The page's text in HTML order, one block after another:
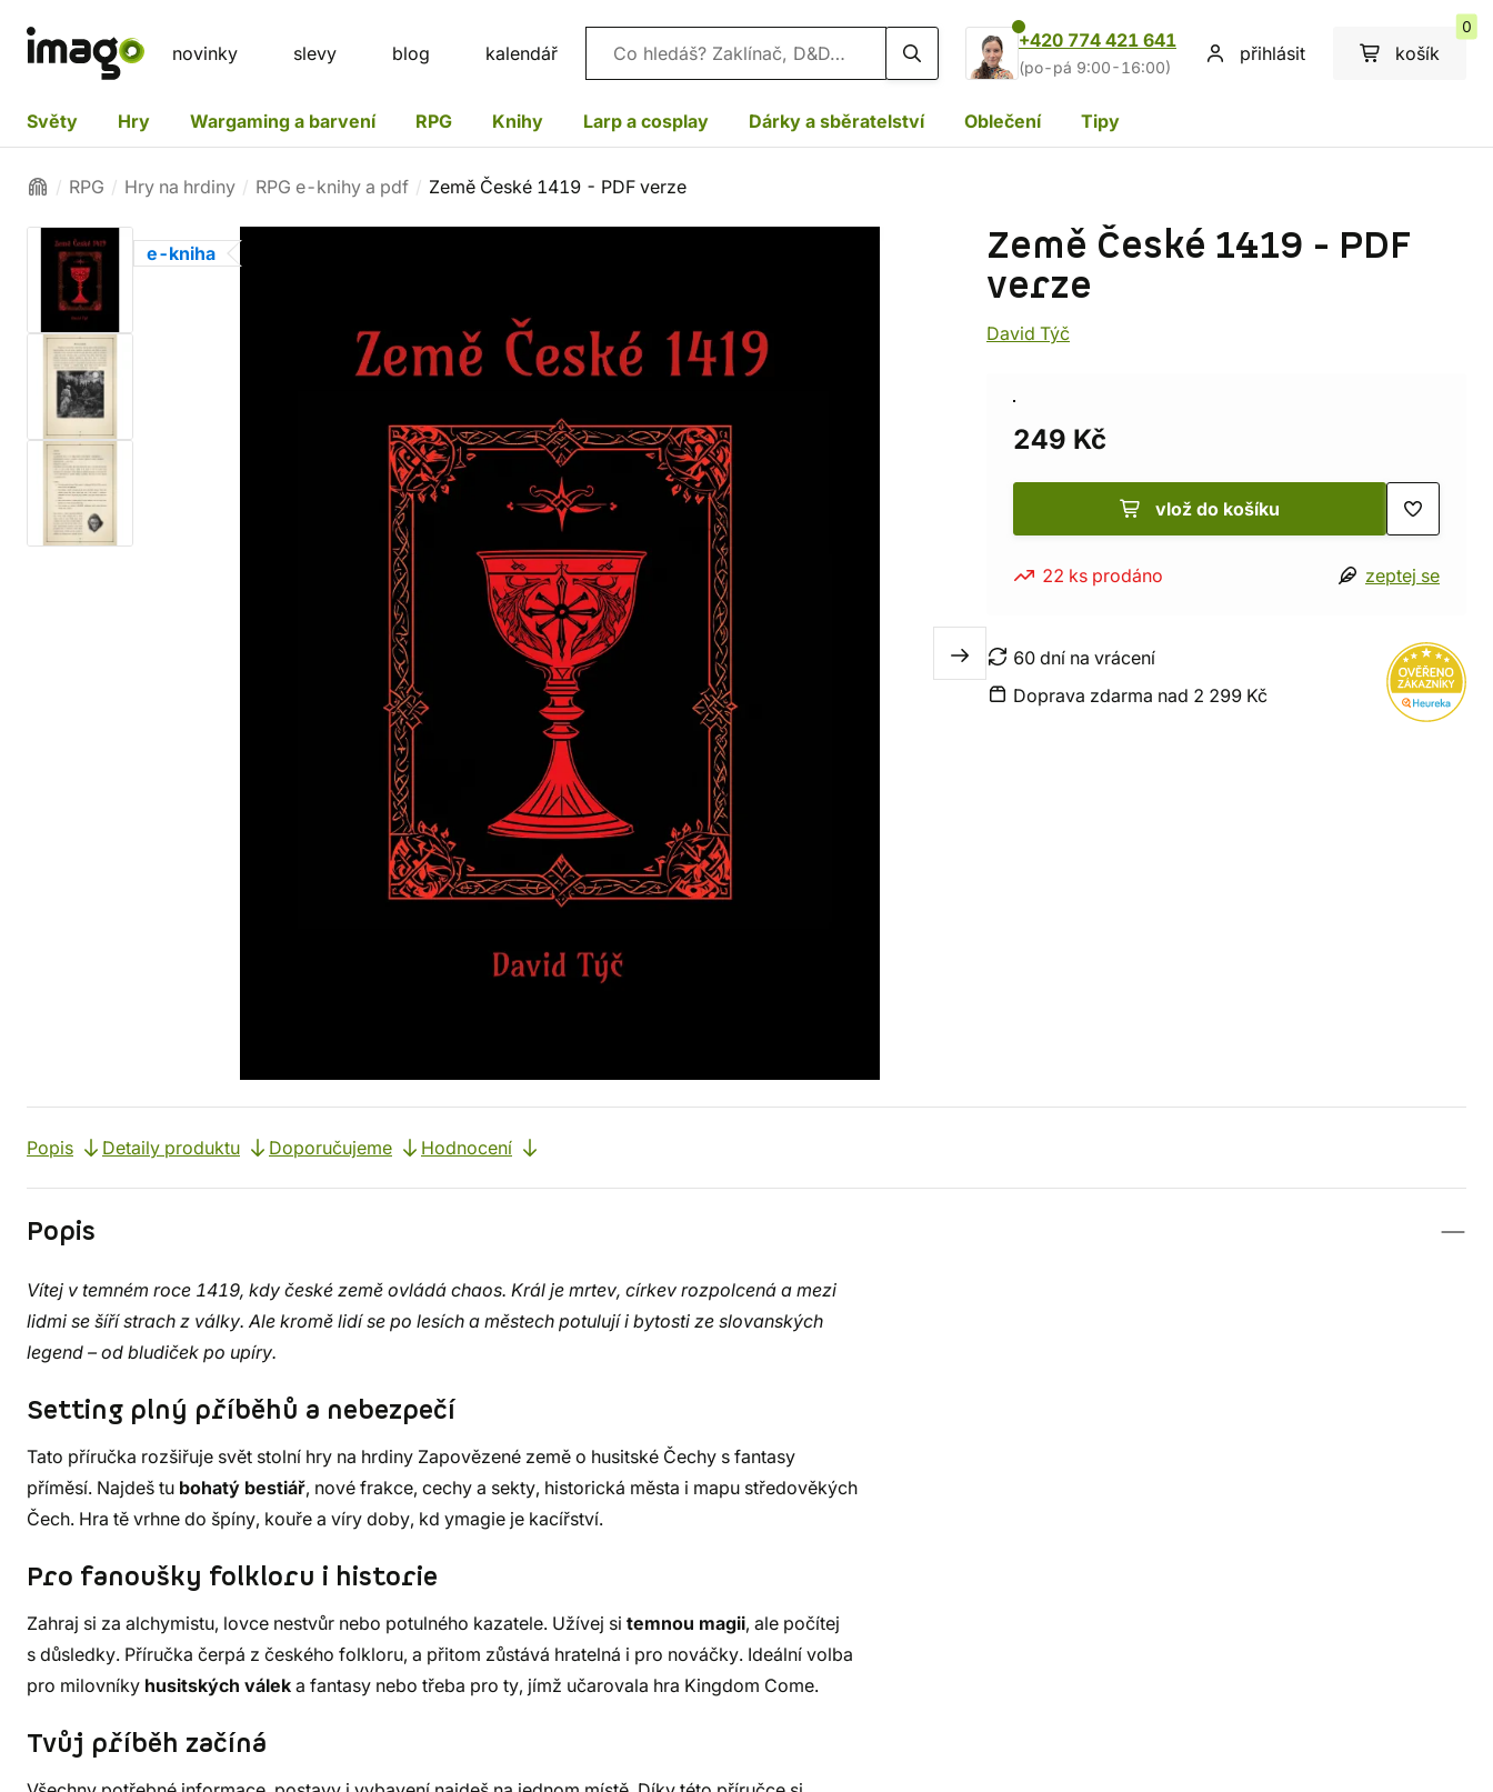
novinky slevy blog kalendář Vyhledávání
+420 774 421 641
(po-pá 9:00-16:00)
přihlásit košík
0
Světy Hry Wargaming a barvení RPG Knihy Larp a cosplay Dárky a sběratelství Oblečení Tipy
RPG Hry na hrdiny RPG e-knihy a pdf Země České 1419 - PDF verze
e-kniha
Země České 1419 - PDF
verze
David Týč
249 Kč
vlož do košíku
22 ks prodáno zeptej se
60 dní na vrácení
Doprava zdarma nad 2 299 Kč
Popis Detaily produktu Doporučujeme Hodnocení
Popis
Vítej v temném roce 1419, kdy české země ovládá chaos. Král je mrtev, církev rozpolcená a mezi
lidmi se šíří strach z války. Ale kromě lidí se po lesích a městech potulují i bytosti ze slovanských
legend – od bludiček po upíry.
Setting plný příběhů a nebezpečí
Tato příručka rozšiřuje svět stolní hry na hrdiny Zapovězené země o husitské Čechy s fantasy
příměsí. Najdeš tu bohatý bestiář, nové frakce, cechy a sekty, historická města i mapu středověkých
Čech. Hra tě vrhne do špíny, kouře a víry doby, kd ymagie je kacířství.
Pro fanoušky folkloru i historie
Zahraj si za alchymistu, lovce nestvůr nebo potulného kazatele. Užívej si temnou magii, ale počítej
s důsledky. Příručka čerpá z českého folkloru, a přitom zůstává hratelná i pro nováčky. Ideální volba
pro milovníky husitských válek a fantasy nebo třeba pro ty, jímž učarovala hra Kingdom Come.
Tvůj příběh začíná